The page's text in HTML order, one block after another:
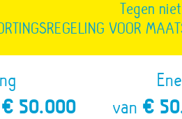
Tegen
VOOR
50.000
van €